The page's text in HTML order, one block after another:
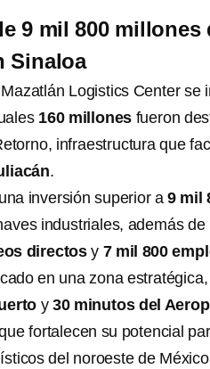
9 mil 800 millones
Sinaloa
Logistics Center se
160 millones fueron
infraestructura que
.
inversión superior a9 mil
industriales, además de
directos y 7 mil 800
en una zona
y 30 minutos del
fortalecen su potencial
del noroeste de